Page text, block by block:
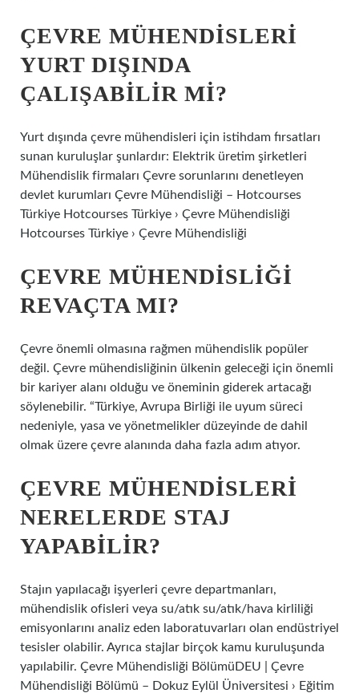
ÇEVRE MÜHENDISLERI
YURT DIŞINDA
ÇALIŞABILIR MI?
Yurt dışında çevre mühendisleri için istihdam fırsatları
sunan kuruluşlar şunlardır: Elektrik üretim şirketleri
Mühendislik firmaları Çevre sorunlarını denetleyen
devlet kurumları Çevre Mühendisliği – Hotcourses
Türkiye Hotcourses Türkiye › Çevre Mühendisliği
Hotcourses Türkiye › Çevre Mühendisliği
ÇEVRE MÜHENDISLIĞI
REVAÇTA MI?
Çevre önemli olmasına rağmen mühendislik popüler
değil. Çevre mühendisliğinin ülkenin geleceği için önemli
bir kariyer alanı olduğu ve öneminin giderek artacağı
söylenebilir. “Türkiye, Avrupa Birliği ile uyum süreci
nedeniyle, yasa ve yönetmelikler düzeyinde de dahil
olmak üzere çevre alanında daha fazla adım atıyor.
ÇEVRE MÜHENDISLERI
NERELERDE STAJ
YAPABILIR?
Stajın yapılacağı işyerleri çevre departmanları,
mühendislik ofisleri veya su/atık su/atık/hava kirliliği
emisyonlarını analiz eden laboratuvarları olan endüstriyel
tesisler olabilir. Ayrıca stajlar birçok kamu kuruluşunda
yapılabilir. Çevre Mühendisliği BölümüDEU | Çevre
Mühendisliği Bölümü – Dokuz Eylül Üniversitesi › Eğitim